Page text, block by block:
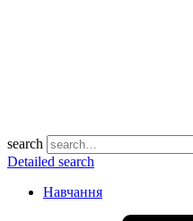
search
Detailed search
Навчання